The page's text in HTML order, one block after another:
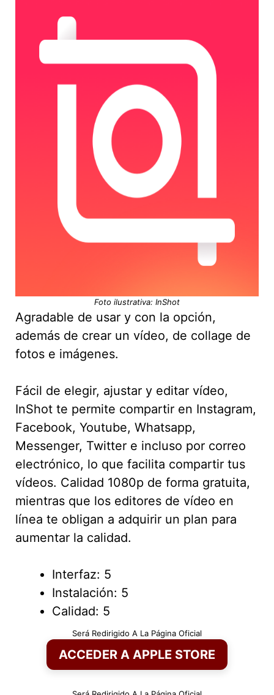
Foto ilustrativa: InShot
Agradable de usar y con la opción,
además de crear un vídeo, de collage de
fotos e imágenes.
Fácil de elegir, ajustar y editar vídeo,
InShot te permite compartir en Instagram,
Facebook, Youtube, Whatsapp,
Messenger, Twitter e incluso por correo
electrónico, lo que facilita compartir tus
vídeos. Calidad 1080p de forma gratuita,
mientras que los editores de vídeo en
línea te obligan a adquirir un plan para
aumentar la calidad.
Interfaz: 5
Instalación: 5
Calidad: 5
Será Redirigido A La Página Oficial
ACCEDER A APPLE STORE